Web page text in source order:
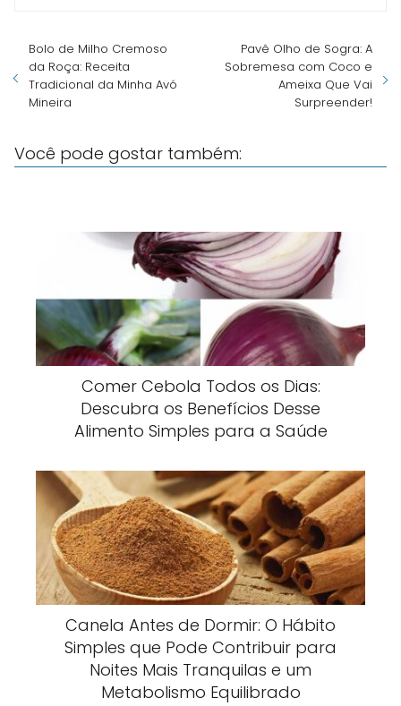
Bolo de Milho Cremoso
da Roça: Receita
Tradicional da Minha Avó
Mineira
Pavê Olho de Sogra: A
Sobremesa com Coco e
Ameixa Que Vai
Surpreender!
Você pode gostar também:
Comer Cebola Todos os Dias:
Descubra os Benefícios Desse
Alimento Simples para a Saúde
Canela Antes de Dormir: O Hábito
Simples que Pode Contribuir para
Noites Mais Tranquilas e um
Metabolismo Equilibrado